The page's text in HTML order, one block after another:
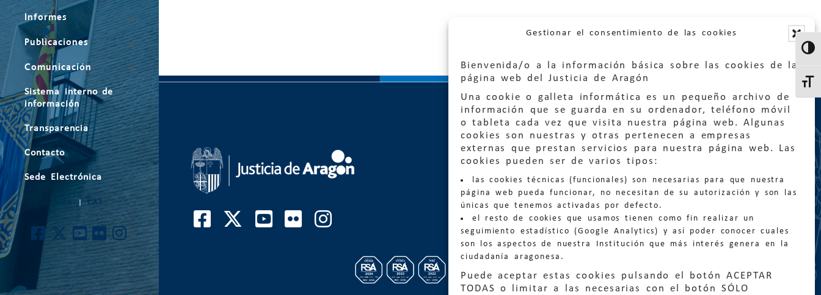
Gestionar el consentimiento de las cookies
Bienvenida/o a la información básica sobre las cookies de la
página web del Justicia de Aragón
Una cookie o galleta informática es un pequeño archivo de
información que se guarda en su ordenador, teléfono móvil
o tableta cada vez que visita nuestra página web. Algunas
cookies son nuestras y otras pertenecen a empresas
externas que prestan servicios para nuestra página web. Las
cookies pueden ser de varios tipos:
las cookies técnicas (funcionales) son necesarias para que nuestra
página web pueda funcionar, no necesitan de su autorización y son las
únicas que tenemos activadas por defecto.
el resto de cookies que usamos tienen como fin realizar un
seguimiento estadístico (Google Analytics) y así poder conocer cuales
son los aspectos de nuestra Institución que más interés genera en la
ciudadanía aragonesa.
Puede aceptar estas cookies pulsando el botón ACEPTAR
TODAS o limitar a las necesarias con el botón SÓLO
Informes
Publicaciones
Comunicación
Sistema interno de
información
Transparencia
Contacto
Sede Electrónica
|CAT
Quejas:quejas@eljusticiadearagon.es
Información general:
informacion@eljusticiadearagon.es
Teléfonos: 900 210 210/ 976 399 354